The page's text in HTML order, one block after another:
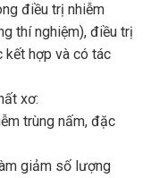
điều trị nhiễm
thí nghiệm), điều trị
kết hợp và có tác
xơ:
trùng nấm, đặc
giảm số lượng